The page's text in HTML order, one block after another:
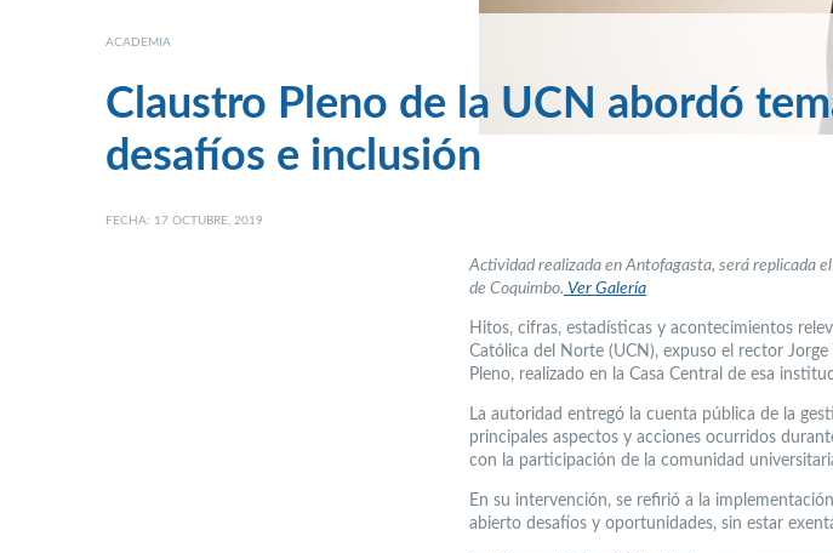
ACADEMIA
Claustro Pleno de la UCN abordó
desafíos e inclusión
FECHA: 17 OCTUBRE, 2019
Actividad realizada en Antofagasta, será replicada
de Coquimbo. Ver Galería
Hitos, cifras, estadísticas y acontecimientos
Católica del Norte (UCN), expuso el rector
Pleno, realizado en la Casa Central de esa
La autoridad entregó la cuenta pública de la
principales aspectos y acciones ocurridos
con la participación de la comunidad
En su intervención, se refirió a la
abierto desafíos y oportunidades, sin estar